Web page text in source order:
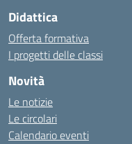
Didattica
Offerta formativa
I progetti delle classi
Novità
Le notizie
Le circolari
Calendario eventi